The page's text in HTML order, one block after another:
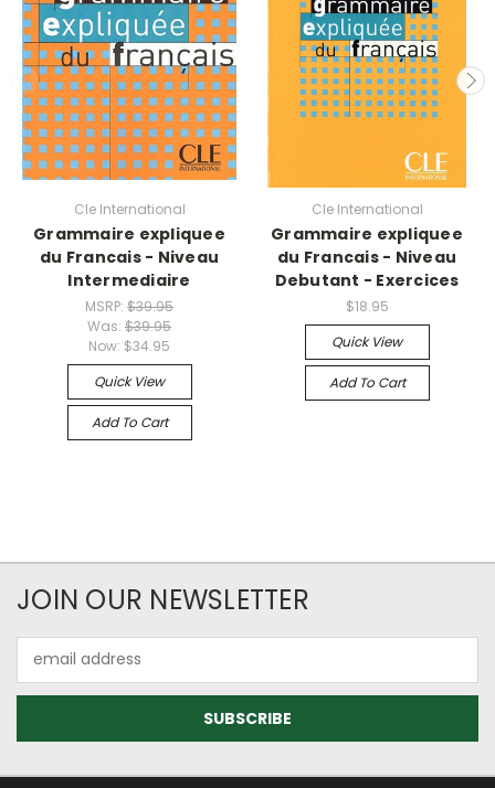
Cle International
Grammaire expliquee
du Francais - Niveau
Intermediaire
MSRP: $39.95
Was: $39.95
Now: $34.95
Quick View
Add To Cart
Cle International
Grammaire expliquee
du Francais - Niveau
Debutant - Exercices
$18.95
Quick View
Add To Cart
JOIN OUR NEWSLETTER
Address